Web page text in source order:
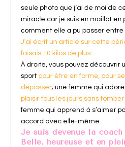
seule photo que j’ai de moi de
miracle car je suis en maillot en
comment elle a pu passer entre
J’ai écrit un article sur cette
faisais 10 kilos de plus.
À droite, vous pouvez découvrir
sportpour être en forme, pour
dépasser; une femme qui
plaisir tous les jours sans
femme qui apprend à s’aimer
accord avec elle-même.
Je suis devenue la
Belle, heureuse et en